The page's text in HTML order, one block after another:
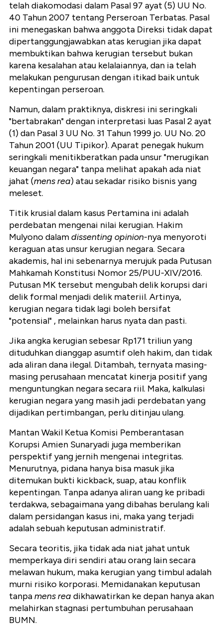
telah diakomodasi dalam Pasal 97 ayat (5) UU No.
40 Tahun 2007 tentang Perseroan Terbatas. Pasal
ini menegaskan bahwa anggota Direksi tidak dapat
dipertanggungjawabkan atas kerugian jika dapat
membuktikan bahwa kerugian tersebut bukan
karena kesalahan atau kelalaiannya, dan ia telah
melakukan pengurusan dengan itikad baik untuk
kepentingan perseroan.
Namun, dalam praktiknya, diskresi ini seringkali
"bertabrakan" dengan interpretasi luas Pasal 2 ayat
(1) dan Pasal 3 UU No. 31 Tahun 1999 jo. UU No. 20
Tahun 2001 (UU Tipikor). Aparat penegak hukum
seringkali menitikberatkan pada unsur "merugikan
keuangan negara" tanpa melihat apakah ada niat
jahat (mens rea) atau sekadar risiko bisnis yang
meleset.
Titik krusial dalam kasus Pertamina ini adalah
perdebatan mengenai nilai kerugian. Hakim
Mulyono dalamdissenting opinion-nya menyoroti
keraguan atas unsur kerugian negara. Secara
akademis, hal ini sebenarnya merujuk pada Putusan
Mahkamah Konstitusi Nomor 25/PUU-XIV/2016.
Putusan MK tersebut mengubah delik korupsi dari
delik formal menjadi delik materiil. Artinya,
kerugian negara tidak lagi boleh bersifat
"potensial" , melainkan harus nyata dan pasti.
Jika angka kerugian sebesar Rp171 triliun yang
dituduhkan dianggap asumtif oleh hakim, dan tidak
ada aliran dana ilegal. Ditambah, ternyata masing-
masing perusahaan mencatat kinerja positif yang
menguntungkan negara secara riil. Maka, kalkulasi
kerugian negara yang masih jadi perdebatan yang
dijadikan pertimbangan, perlu ditinjau ulang.
Mantan Wakil Ketua Komisi Pemberantasan
Korupsi Amien Sunaryadi juga memberikan
perspektif yang jernih mengenai integritas.
Menurutnya, pidana hanya bisa masuk jika
ditemukan bukti kickback, suap, atau konflik
kepentingan. Tanpa adanya aliran uang ke pribadi
terdakwa, sebagaimana yang dibahas berulang kali
dalam persidangan kasus ini, maka yang terjadi
adalah sebuah keputusan administratif.
Secara teoritis, jika tidak ada niat jahat untuk
memperkaya diri sendiri atau orang lain secara
melawan hukum, maka kerugian yang timbul adalah
murni risiko korporasi. Memidanakan keputusan
tanpamens rea dikhawatirkan ke depan hanya akan
melahirkan stagnasi pertumbuhan perusahaan
BUMN.